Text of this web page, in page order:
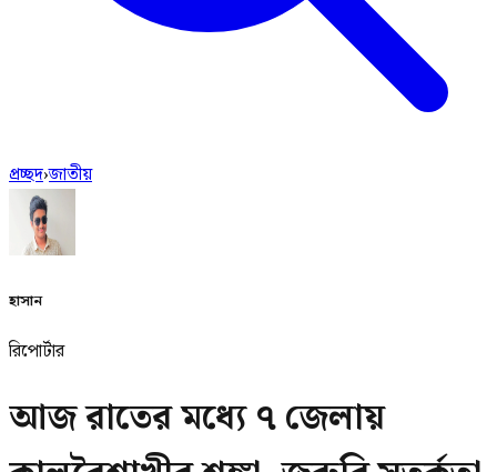
প্রচ্ছদ›জাতীয়
হাসান
রিপোর্টার
আজ রাতের মধ্যে ৭ জেলায়